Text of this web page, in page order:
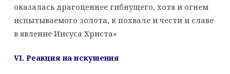
оказалась драгоценнее гибнущего, хотя и огнем
испытываемого золота, к похвале и чести и славе
в явление Иисуса Христа»
VI. Реакция на искушения